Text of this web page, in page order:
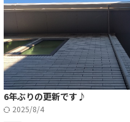
6年ぶりの更新です♪
2025/8/4